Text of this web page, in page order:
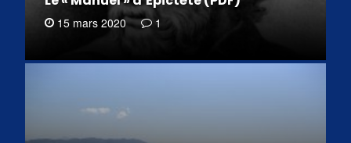
15 mars 2020 1